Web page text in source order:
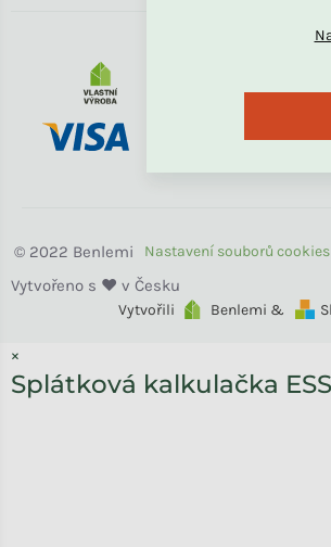
Vytvořili Benlemi &
Benlemi
×
Splátková kalkulačka